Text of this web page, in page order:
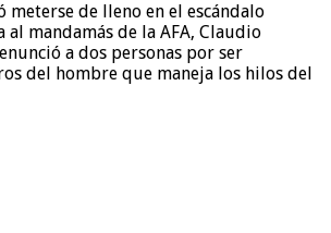
meterse de lleno en el escándalo
mandamás de la AFA, Claudio
a dos personas por ser
del hombre que maneja los hilos del